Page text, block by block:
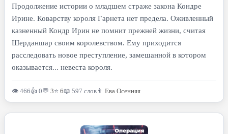
Продолжение истории о младшем страже закона Кондре
Ирине. Коварству короля Гарнета нет предела. Оживленный
казненный Кондр Ирин не помнит прежней жизни, считая
Шерданшар своим королевством. Ему приходится
расследовать новое преступление, замешанной в котором
оказывается... невеста короля.
👁 466👍 0💬 3⭐ 6📖 597 слов 👨 Ева Осенняя